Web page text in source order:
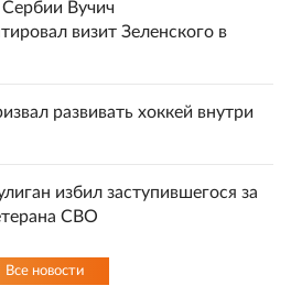
Вучич
визит Зеленского в
развивать хоккей внутри
избил заступившегося за
СВО
Все новости